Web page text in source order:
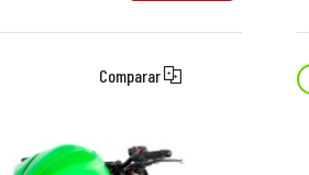
Comparar